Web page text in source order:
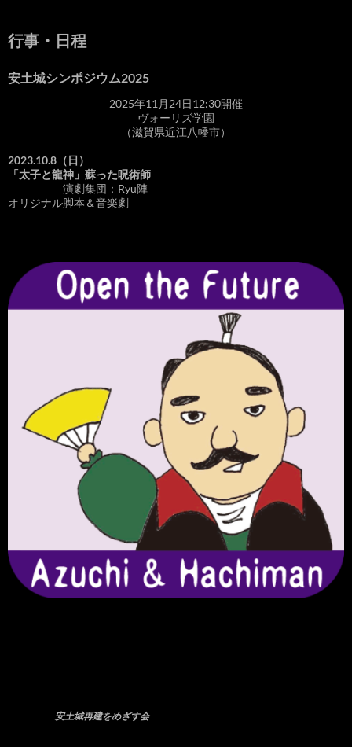
行事・日程
安土城シンポジウム2025
2025年11月24日12:30開催
ヴォーリズ学園
（滋賀県近江八幡市）
2023.10.8（日）
「太子と龍神」蘇った呪術師
演劇集団：Ryu陣
オリジナル脚本＆音楽劇
安土城再建をめざす会